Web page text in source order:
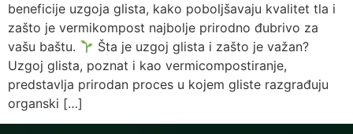
beneficije uzgoja glista, kako poboljšavaju kvalitet tla i
zašto je vermikompost najbolje prirodno đubrivo za
vašu baštu.
Šta je uzgoj glista i zašto je važan?
Uzgoj glista, poznat i kao vermicompostiranje,
predstavlja prirodan proces u kojem gliste razgrađuju
organski […]